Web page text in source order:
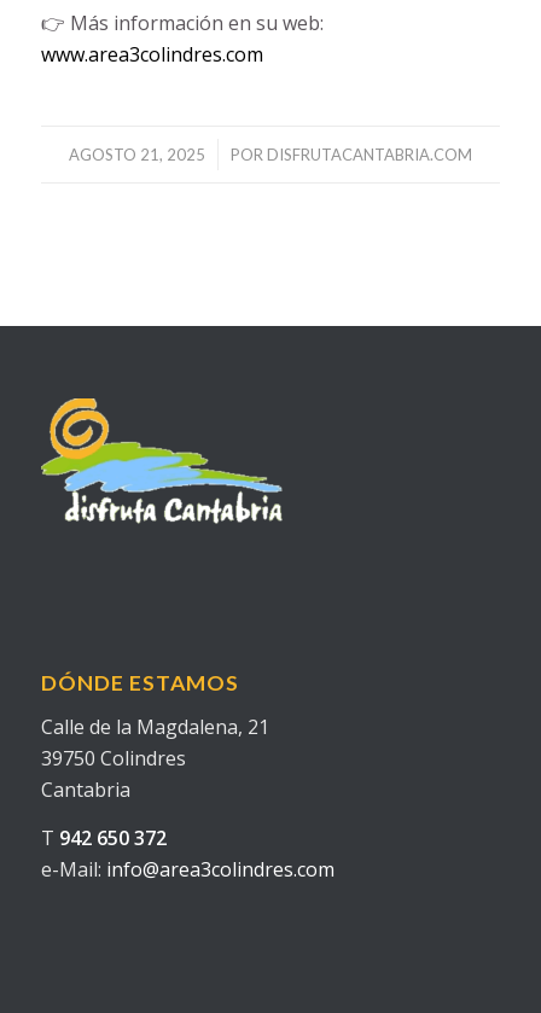
👉 Más información en su web:
www.area3colindres.com
AGOSTO 21, 2025
/ POR DISFRUTACANTABRIA.COM
DÓNDE ESTAMOS
Calle de la Magdalena, 21
39750 Colindres
Cantabria
T 942 650 372
e-Mail: info@area3colindres.com